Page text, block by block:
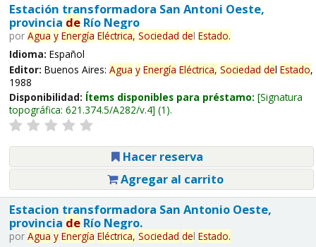
Estación transformadora San Antoni Oeste,
provincia deRío Negro
por Agua y Energía Eléctrica, Sociedad del Estado.
Idioma: Español
Editor: Buenos Aires: Agua y Energía Eléctrica, Sociedad del Estado,
1988
Disponibilidad: Ítems disponibles para préstamo: Signatura
topográfica: 621.374.5/A282/v.4 (1).
Hacer reserva
Agregar al carrito
Estacion transformadora San Antonio Oeste,
provincia deRío Negro.
por Agua y Energía Eléctrica, Sociedad del Estado.